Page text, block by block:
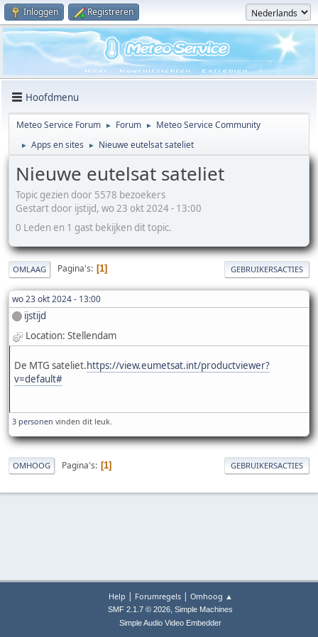
Inloggen Registreren
Hoofdmenu
Meteo Service Forum ► Forum ► Meteo Service Community
► Apps en sites ► Nieuwe eutelsat sateliet
Nieuwe eutelsat sateliet
Topic gezien door 5578 bezoekers
Gestart door ijstijd, wo 23 okt 2024 - 13:00
0 Leden en 1 gast bekijken dit topic.
OMLAAG Pagina's 1 GEBRUIKERSACTIES
wo 23 okt 2024 - 13:00
ijstijd
Location: Stellendam
De MTG sateliet.https://view.eumetsat.int/productviewer?
v=default#
3 personen vinden dit leuk.
OMHOOG Pagina's 1 GEBRUIKERSACTIES
Help | Forumregels| Omhoog ▲
SMF 2.1.7 © 2026, Simple Machines
Simple Audio Video Embedder